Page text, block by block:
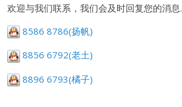
欢迎与我们联系，我们会及时回复您的消息.
8586 8786(扬帆)
8856 6792(老土)
8896 6793(橘子)